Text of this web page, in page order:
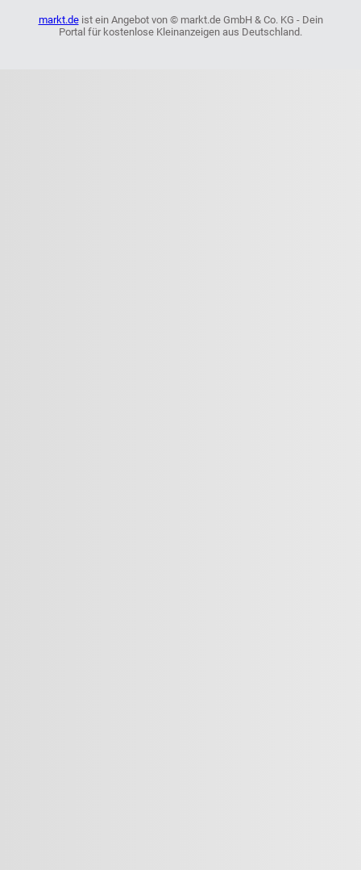
markt.deist ein Angebot von © markt.de GmbH & Co. KG - Dein
Portal für kostenlose Kleinanzeigen aus Deutschland.